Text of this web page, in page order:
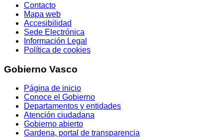
Contacto
Mapa web
Accesibilidad
Sede Electrónica
Información Legal
Política de cookies
Gobierno Vasco
Página de inicio
Conoce el Gobierno
Departamentos y entidades
Atención ciudadana
Gobierno abierto
Gardena, portal de transparencia